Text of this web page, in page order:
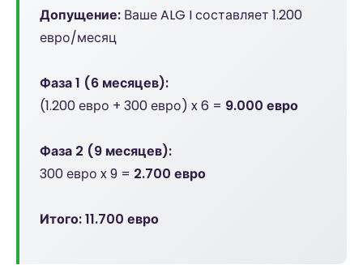
Допущение: Ваше ALG I составляет 1.200
евро/месяц
Фаза 1 (6 месяцев):
(1.200 евро + 300 евро) x 6 = 9.000 евро
Фаза 2 (9 месяцев):
300 евро x 9 = 2.700 евро
Итого: 11.700 евро